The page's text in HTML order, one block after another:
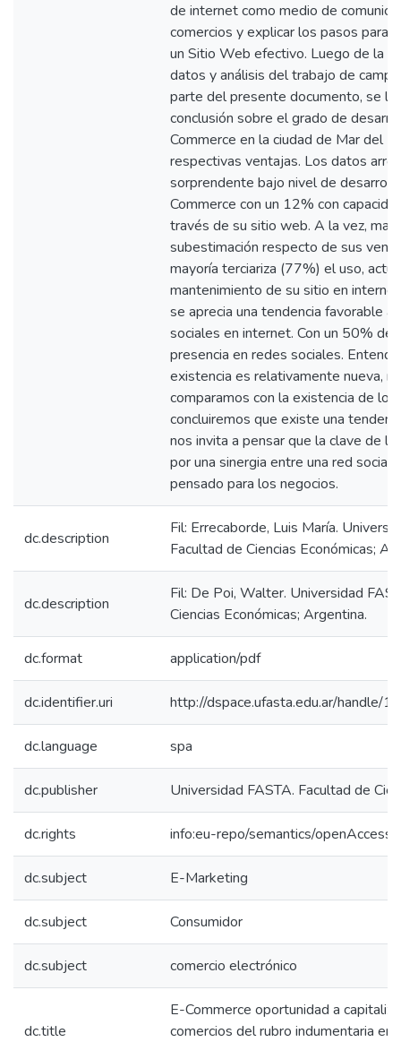
de internet como medio de
comercios y explicar los pasos para
un Sitio Web efectivo. Luego de la
datos y análisis del trabajo de
parte del presente documento, se
conclusión sobre el grado de
Commerce en la ciudad de Mar del
respectivas ventajas. Los datos
sorprendente bajo nivel de
Commerce con un 12% con
través de su sitio web. A la vez,
subestimación respecto de sus
mayoría terciariza (77%) el uso,
mantenimiento de su sitio en
se aprecia una tendencia favorable
sociales en internet. Con un 50% de
presencia en redes sociales.
existencia es relativamente nueva,
comparamos con la existencia de
concluiremos que existe una
nos invita a pensar que la clave de
por una sinergia entre una red social
pensado para los negocios.
dc.description
Fil: Errecaborde, Luis María.
Facultad de Ciencias Económicas;
dc.description
Fil: De Poi, Walter. Universidad
Ciencias Económicas; Argentina.
dc.format application/pdf
dc.identifier.uri http://dspace.ufasta.edu.ar/handle/
dc.language spa
dc.publisher Universidad FASTA. Facultad de
dc.rights info:eu-repo/semantics/openAccess
dc.subject E-Marketing
dc.subject Consumidor
dc.subject comercio electrónico
dc.title
E-Commerce oportunidad a
comercios del rubro indumentaria en